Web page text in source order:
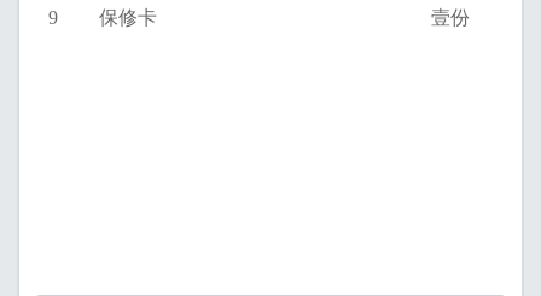
9
保修卡 壹份